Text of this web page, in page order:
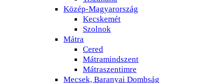
Közép-Magyarország
Kecskemét
Szolnok
Mátra
Cered
Mátramindszent
Mátraszentimre
Mecsek, Baranyai Dombság